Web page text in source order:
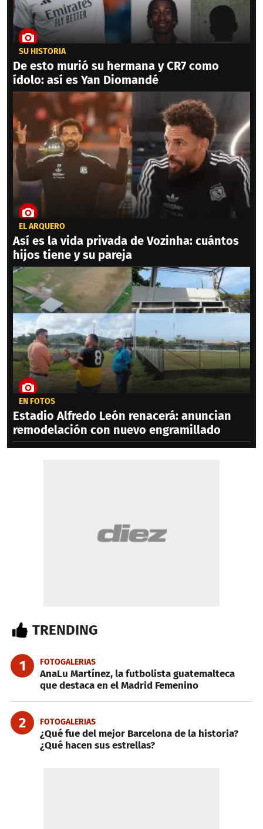
SU HISTORIA
De esto murió su hermana y CR7 como
ídolo: así es Yan Diomandé
EL ARQUERO
Así es la vida privada de Vozinha: cuántos
hijos tiene y su pareja
EN FOTOS
Estadio Alfredo León renacerá: anuncian
remodelación con nuevo engramillado
TRENDING
1 FOTOGALERIAS
AnaLu Martínez, la futbolista guatemalteca
que destaca en el Madrid Femenino
2 FOTOGALERIAS
¿Qué fue del mejor Barcelona de la historia?
¿Qué hacen sus estrellas?